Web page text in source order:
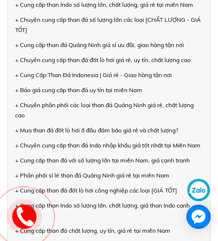
+ Cung cấp than Indo số lượng lớn, chất lượng, giá rẻ tại miền Nam
+ Chuyên cung cấp than đá số lượng lớn các loại [CHẤT LƯỢNG - GIÁ
TỐT]
+ Cung cấp than đá Quảng Ninh giá sỉ ưu đãi, giao hàng tận nơi
+ Chuyên cung cấp than đá đốt lò hơi giá rẻ, uy tín, chất lượng cao
+ Cung Cấp Than Đá Indonesia | Giá rẻ - Giao hàng tận nơi
+ Báo giá cung cấp than đá uy tín tại miền Nam
+ Chuyên phân phối các loại than đá Quảng Ninh giá rẻ, chất lượng
cao
+ Mua than đá đốt lò hơi ở đâu đảm bảo giá rẻ và chất lượng?
+ Chuyên cung cấp than đá Indo nhập khẩu giá tốt nhất tại Miền Nam
+ Cung cấp than đá với số lượng lớn tại miền Nam, giá cạnh tranh
+ Phân phối sỉ lẻ than đá Quảng Ninh giá rẻ tại miền Nam
+ Cung cấp than đá đốt lò hơi công nghiệp các loại [GIÁ TỐT]
+ Cung cấp than Indo số lượng lớn, chất lượng, giá than Indo cạnh
tranh
+ Cung cấp than đá chất lượng, uy tín, giá rẻ tại miền Nam